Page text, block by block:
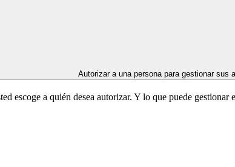
Autorizar a una persona para gestionar sus
a quién desea autorizar. Y lo que puede gestionar